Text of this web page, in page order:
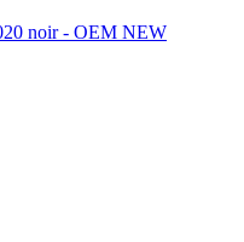
noir - OEM NEW